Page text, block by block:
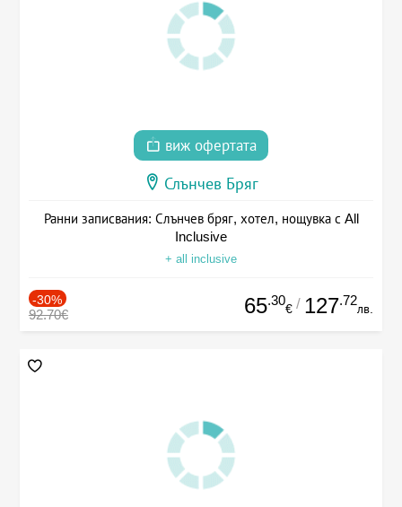
виж офертата
Слънчев Бряг
Ранни записвания: Слънчев бряг, хотел, нощувка с All
Inclusive
+ all inclusive
-30%
92.70€ 65.30
€ / 127.72
лв.